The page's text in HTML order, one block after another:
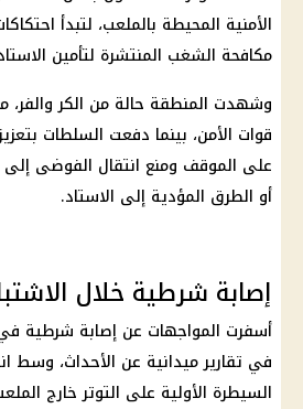
الأمنية المحيطة بالملعب، لتبدأ
مكافحة الشغب المنتشرة لتأمين
وشهدت المنطقة حالة من الكر والفر،
قوات الأمن، بينما دفعت السلطات
على الموقف ومنع انتقال الفوضى إلى
أو الطرق المؤدية إلى الاستاد.
إصابة شرطية خلال
أسفرت المواجهات عن إصابة شرطية
في تقارير ميدانية عن الأحداث، وسط
السيطرة الأولية على التوتر خارج